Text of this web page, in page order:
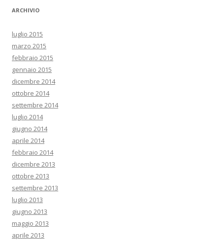
ARCHIVIO
luglio 2015
marzo 2015
febbraio 2015
gennaio 2015
dicembre 2014
ottobre 2014
settembre 2014
luglio 2014
giugno 2014
aprile 2014
febbraio 2014
dicembre 2013
ottobre 2013
settembre 2013
luglio 2013
giugno 2013
maggio 2013
aprile 2013